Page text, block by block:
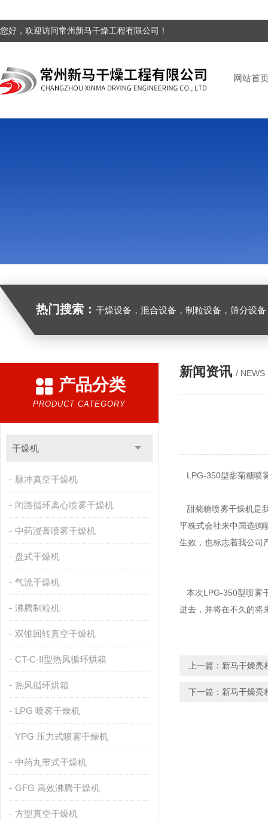
您好，欢迎访问常州新马干燥工程有限公司！
网站首
热门搜索： 干燥设备，混合设备，制粒设备，筛分设
产品分类
PRODUCT CATEGORY
干燥机
脉冲真空干燥机
闭路循环离心喷雾干燥机
中药浸膏喷雾干燥机
盘式干燥机
气流干燥机
沸腾制粒机
双锥回转真空干燥机
CT-C-II型热风循环烘箱
热风循环烘箱
LPG 喷雾干燥机
YPG 压力式喷雾干燥机
中药丸带式干燥机
GFG 高效沸腾干燥机
方型真空干燥机
新闻资讯 / NEWS
LPG-350型甜菊糖喷
甜菊糖喷雾干燥机是
平株式会社来中国选购
生效，也标志着我公司
本次LPG-350型喷雾
进去，并将在不久的将
上一篇： 新马干燥亮
下一篇： 新马干燥亮